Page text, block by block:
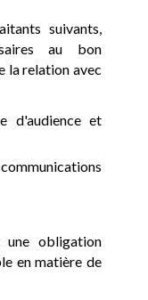
suivants,
au bon
la relation avec
d'audience et
obligation
en matière de